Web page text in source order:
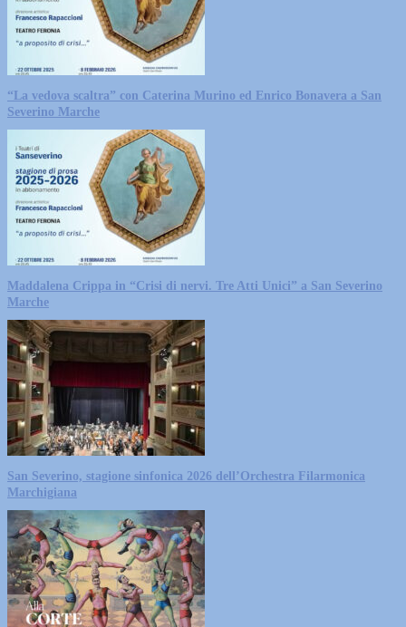
“La vedova scaltra” con Caterina Murino ed Enrico Bonavera a San
Severino Marche
Maddalena Crippa in “Crisi di nervi. Tre Atti Unici” a San Severino
Marche
San Severino, stagione sinfonica 2026 dell’Orchestra Filarmonica
Marchigiana